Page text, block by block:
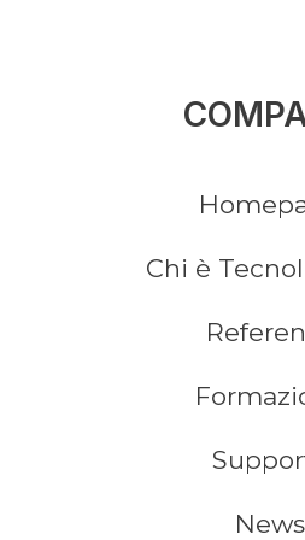
Chi è
News